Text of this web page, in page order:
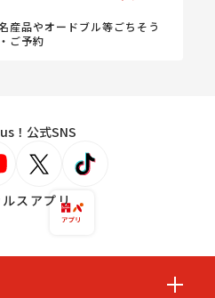
産品やオードブル等ごちそう
ご予約
！公式SNS
スアプリ